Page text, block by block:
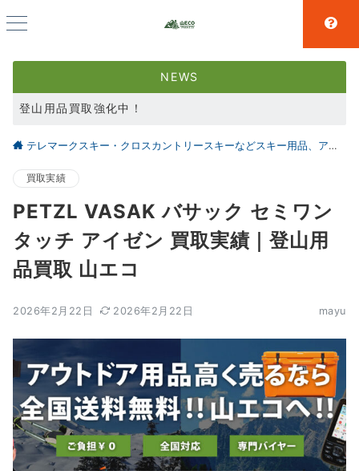
NEWS
登山用品買取強化中！
スキー用品買取強化中！
テレマークスキー・クロスカントリースキーなどスキー用品、アウトドア、キャンプ用品の買取なら仙台の【山とエコ】
買取実績
PETZL VASAK バサック セミワン
タッチ アイゼン 買取実績｜登山用
品買取 山エコ
2026年2月22日 2026年2月22日 mayu